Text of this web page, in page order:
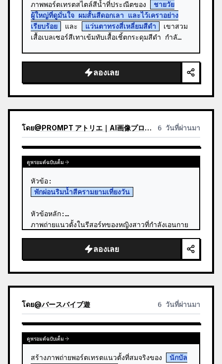
ภาพพอร์ตเทรตสไตล์สีน้ำที่ประณีตของ
ชายวัย
ผู้ใหญ่ที่ดูมั่นใจ ผมสั้นสีดอกเลา และไว้เคราอย่าง
เรียบร้อย
และ แว่นตาทรงสี่เหลี่ยมสีดำ
เขาสวม
เสื้อเบลเซอร์สีเทาเข้มทับเสื้อเชิ้ตกระดุมสีดำ กำลั…
ลองเลย
โดย@PROMPT アトリエ｜AI画像プロンプト 6 วันที่ผ่านมา
ดูพรอมต์ฉบับเต็ม
พักผ่อนริมน้ำสีครามยามเที่ยงวัน
หัวข้อหลัก:
ภาพถ่ายแนวตั้งในรีสอร์ทของหญิงสาวที่กำลังเอนกาย
เหนือผืนน้ำทะเลสีฟ้าใสแจ๋ว ท่ามกลางแสงแดดจ…
ลองเลย
โดย@バースバイブ遊 6 วันที่ผ่านมา
ดูพรอมต์ฉบับเต็ม
สร้างภาพถ่ายพอร์ตเทรตแนวตั้งที่สมจริงของ
นักบัล